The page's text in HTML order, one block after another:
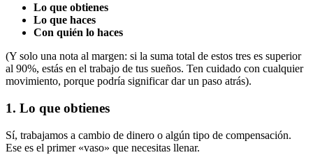
Lo que obtienes
Lo que haces
Con quién lo haces
(Y solo una nota al margen: si la suma total de estos tres es superior
al 90%, estás en el trabajo de tus sueños. Ten cuidado con cualquier
movimiento, porque podría significar dar un paso atrás).
1. Lo que obtienes
Sí, trabajamos a cambio de dinero o algún tipo de compensación.
Ese es el primer «vaso» que necesitas llenar.